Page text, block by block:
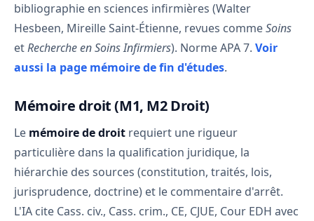
bibliographie en sciences infirmières (Walter
Hesbeen, Mireille Saint-Étienne, revues commeSoins
etRecherche en Soins Infirmiers). Norme APA 7. Voir
aussi la page mémoire de fin d'études.
Mémoire droit (M1, M2 Droit)
Le mémoire de droit requiert une rigueur
particulière dans la qualification juridique, la
hiérarchie des sources (constitution, traités, lois,
jurisprudence, doctrine) et le commentaire d'arrêt.
L'IA cite Cass. civ., Cass. crim., CE, CJUE, Cour EDH avec